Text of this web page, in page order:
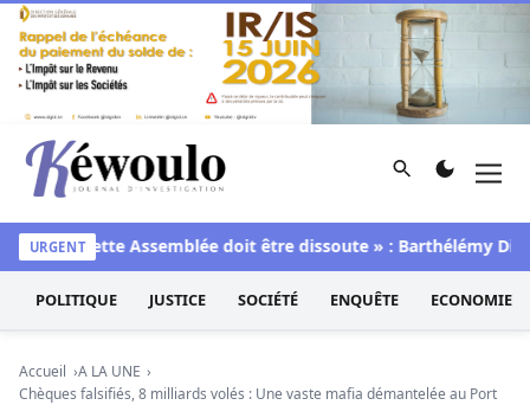
Aller au contenu
Kéwoulo, le premier site d'information et d'investigation
Rechercher
URGENT
« Cette Assemblée doit être dissoute » : Barthélémy Dias
POLITIQUE JUSTICE SOCIÉTÉ ENQUÊTE ECONOMIE
Accueil
A LA UNE
Chèques falsifiés, 8 milliards volés : Une vaste mafia démantelée au Port